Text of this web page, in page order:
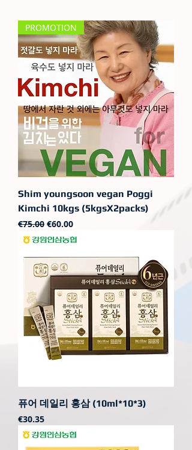
PROMOTION
Shim youngsoon vegan Poggi
Kimchi 10kgs (5kgsX2packs)
일반가
€75.00 할인가
€60.00
퓨어 데일리 홍삼 (10ml*10*3)
가격
€30.35